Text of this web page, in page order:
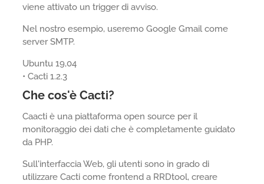
viene attivato un trigger di avviso.
Nel nostro esempio, useremo Google Gmail come
server SMTP.
Ubuntu 19,04
• Cacti 1.2.3
Che cos'è Cacti?
Caacti è una piattaforma open source per il
monitoraggio dei dati che è completamente guidato
da PHP.
Sull'interfaccia Web, gli utenti sono in grado di
utilizzare Cacti come frontend a RRDtool, creare